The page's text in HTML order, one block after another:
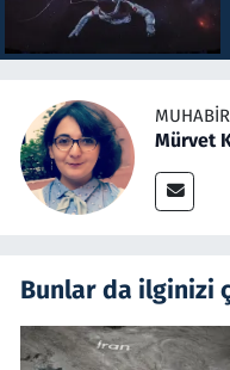
MUHABIR
Mürvet
Bunlar da ilginizi